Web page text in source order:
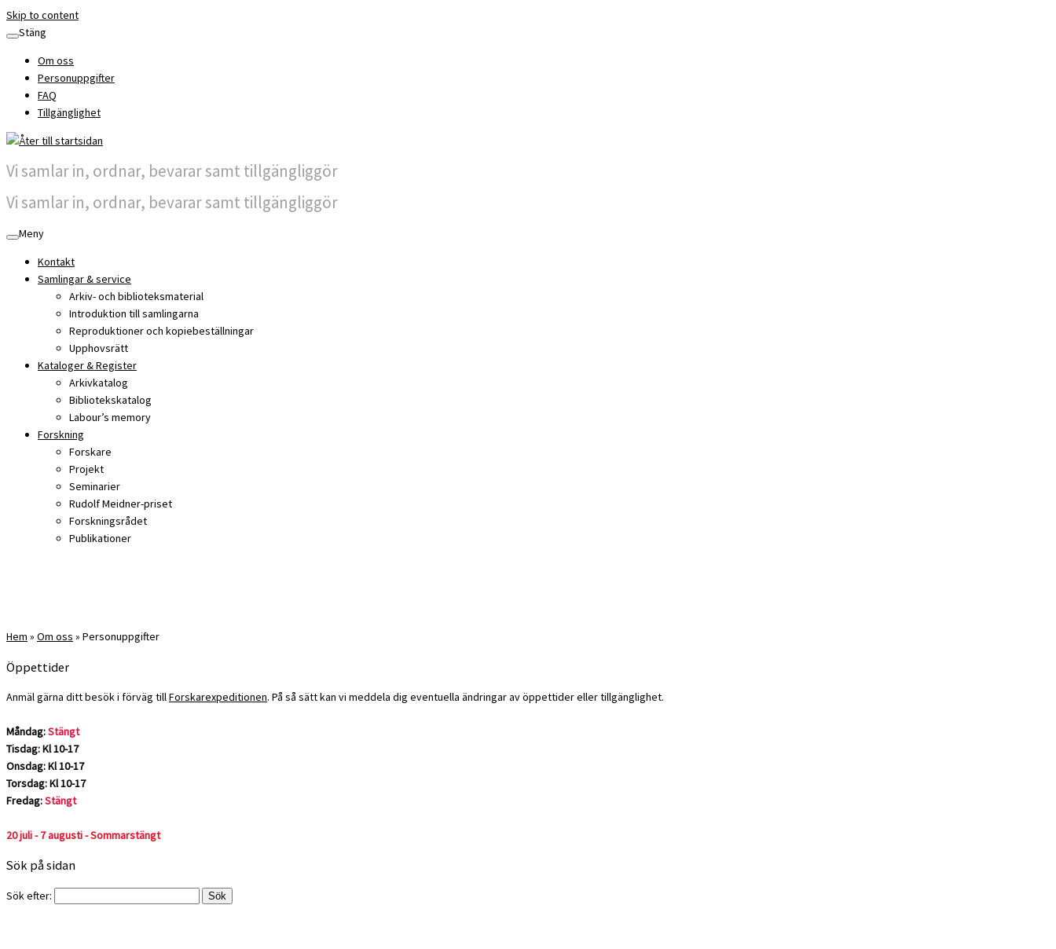
Skip to content
Stäng
Om oss
Personuppgifter
FAQ
Tillgänglighet
Vi samlar in, ordnar, bevarar samt tillgängliggör
Vi samlar in, ordnar, bevarar samt tillgängliggör
Meny
Kontakt
Samlingar & service
Arkiv- och biblioteksmaterial
Introduktion till samlingarna
Reproduktioner och kopiebeställningar
Upphovsrätt
Kataloger & Register
Arkivkatalog
Bibliotekskatalog
Labour’s memory
Forskning
Forskare
Projekt
Seminarier
Rudolf Meidner-priset
Forskningsrådet
Publikationer
Hem » Om oss » Personuppgifter
Öppettider
Anmäl gärna ditt besök i förväg tillForskarexpeditionen. På så sätt kan vi meddela dig eventuella ändringar av öppettider eller tillgänglighet.
Måndag:Stängt
Tisdag: Kl 10-17
Onsdag: Kl 10-17
Torsdag: Kl 10-17
Fredag:Stängt
20 juli - 7 augusti - Sommarstängt
Sök på sidan
Sök efter: